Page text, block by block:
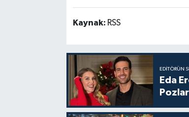
Kaynak: RSS
EDITÖRÜN
Eda